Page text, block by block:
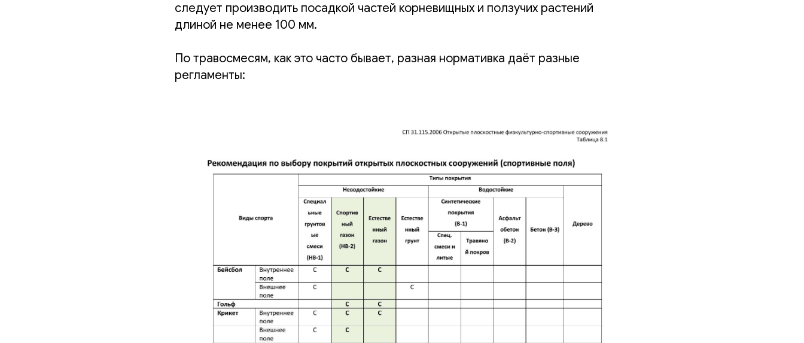
следует производить посадкой частей корневищных и ползучих растений
длиной не менее 100 мм.
По травосмесям, как это часто бывает, разная нормативка даёт разные
регламенты: